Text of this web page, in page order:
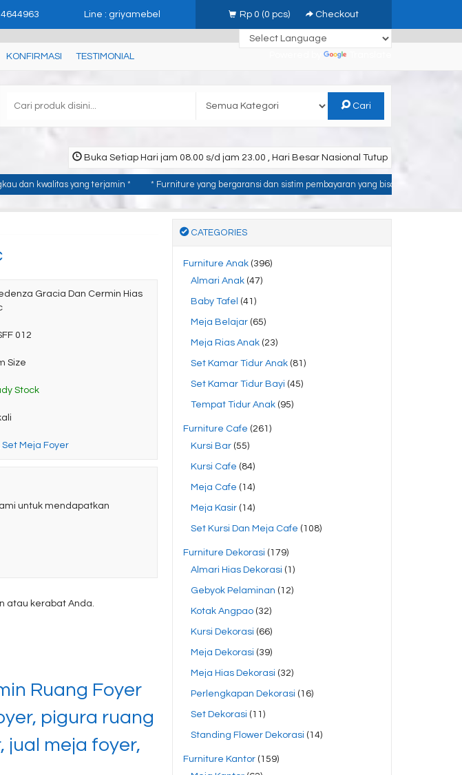
Line : griyamebel Rp 0 (0 pcs) Checkout
KONFIRMASI TESTIMONIAL
Cari
Buka Setiap Hari jam 08.00 s/d jam 23.00 , Hari Besar Nasional Tutup
* * Furniture yang bergaransi dan sistim pembayaran yang bisa on delivery * * Terimakasih telah
Gracia Dan Cermin Hias
012
Size
Stock
Set Meja Foyer
untuk mendapatkan
atau kerabat Anda.
Ruang Foyer
pigura ruang
jual meja foyer,
CATEGORIES
Furniture Anak(396)
Almari Anak(47)
Baby Tafel (41)
Meja Belajar(65)
Meja Rias Anak(23)
Set Kamar Tidur Anak(81)
Set Kamar Tidur Bayi (45)
Tempat Tidur Anak(95)
Furniture Cafe (261)
Kursi Bar(55)
Kursi Cafe (84)
Meja Cafe (14)
Meja Kasir(14)
Set Kursi Dan Meja Cafe (108)
Furniture Dekorasi (179)
Almari Hias Dekorasi (1)
Gebyok Pelaminan (12)
Kotak Angpao(32)
Kursi Dekorasi (66)
Meja Dekorasi (39)
Meja Hias Dekorasi (32)
Perlengkapan Dekorasi (16)
Set Dekorasi (11)
Standing Flower Dekorasi (14)
Furniture Kantor(159)